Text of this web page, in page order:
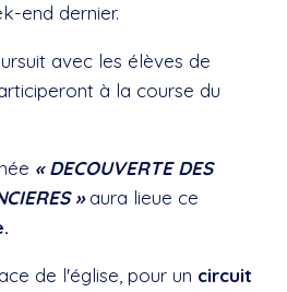
end dernier.
avec les élèves de
à la course du
« DECOUVERTE DES
» aura lieue ce
de l'église, pour un circuit